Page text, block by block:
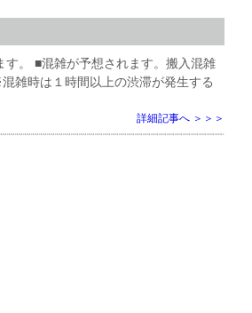
。 ■混雑が予想されます。搬入混雑
雑時は１時間以上の渋滞が発生する
詳細記事へ ＞＞＞